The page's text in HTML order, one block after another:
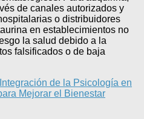
de canales autorizados y
o distribuidores
en establecimientos no
la salud debido a la
falsificados o de baja
Integración de la Psicología en
Mejorar el Bienestar